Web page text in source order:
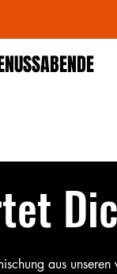
aus unseren